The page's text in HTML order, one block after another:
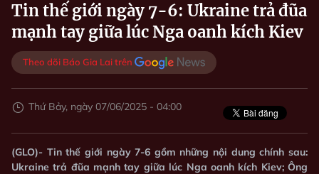
Tin thế giới ngày 7-6: Ukraine trả đũa
mạnh tay giữa lúc Nga oanh kích Kiev
Theo dõi Báo Gia Lai trên
Thứ Bảy, ngày 07/06/2025 - 04:00
(GLO)- Tin thế giới ngày 7-6 gồm những nội dung chính sau:
Ukraine trả đũa mạnh tay giữa lúc Nga oanh kích Kiev; Ông